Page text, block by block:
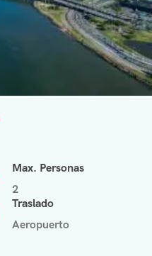
Max. Personas
2
Traslado
Aeropuerto